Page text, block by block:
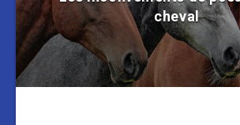
cheval